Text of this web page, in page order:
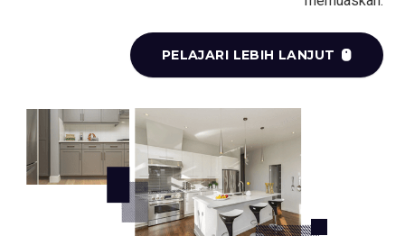
PELAJARI LEBIH LANJUT